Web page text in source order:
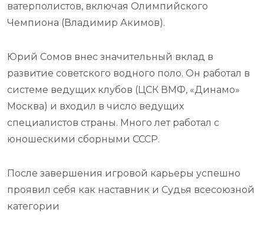
ватерполистов, включая Олимпийского
Чемпиона (Владимир Акимов).
Юрий Сомов внес значительный вклад в
развитие советского водного поло. Он работал в
системе ведущих клубов (ЦСК ВМФ, «Динамо»
Москва) и входил в число ведущих
специалистов страны. Много лет работал с
юношескими сборными СССР.
После завершения игровой карьеры успешно
проявил себя как наставник и Судья всесоюзной
категории